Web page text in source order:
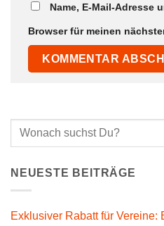
Name, E-Mail-Adresse
Browser für meinen
NEUESTE BEITRÄGE
Exklusiver Rabatt für Vereine: